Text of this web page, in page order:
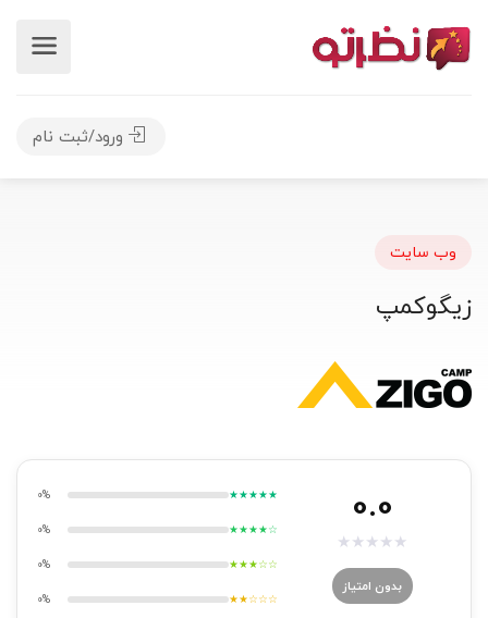
ورود/ثبت نام
وب سایت
زیگوکمپ
0.0
★
★
★
★
★
بدون امتیاز
★★★★★
0%
★★★★☆
0%
★★★☆☆
0%
★★☆☆☆
0%